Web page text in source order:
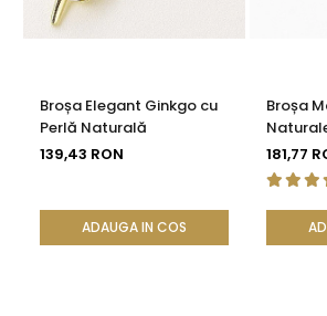
Broșa Elegant Ginkgo cu
Perlă Naturală
139,43 RON
ADAUGA IN COS
Broșa
181,77